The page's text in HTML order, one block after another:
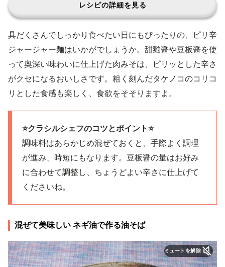
レシピの詳細を見る
具だくさんでしっかり食べたい日にもぴったりの、ピリ辛
ジャージャー麺はいかがでしょうか。甜麺醤や豆板醤を使
って奥深い味わいに仕上げた肉みそは、ピリッとした辛さ
がクセになるおいしさです。粗く刻んだタケノコのコリコ
リとした食感も楽しく、食欲をそそりますよ。
⭐️クラシルシェフのコツとポイント⭐️
調味料はあらかじめ混ぜておくと、手際よく調理
が進み、時短にもなります。豆板醤の量はお好み
に合わせて調整し、ちょうどよい辛さに仕上げて
くださいね。
混ぜて美味しい ネギ油で作る油そば
ミュートを解除